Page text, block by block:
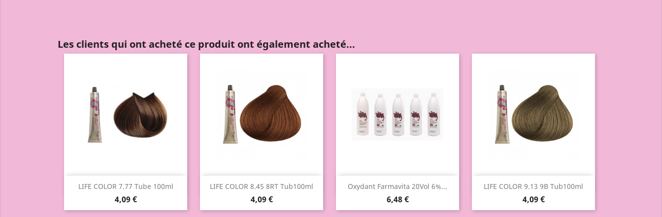
Les clients qui ont acheté ce produit ont également acheté...
LIFE COLOR 7.77 Tube 100ml
4,09 €
Aperçu rapide LIFE COLOR 8.45 8RT Tub100ml
4,09 €
Aperçu rapide Oxydant Farmavita 20Vol 6%...
6,48 €
 Aperçu rapide LIFE COLOR 9.13 9B Tub100ml
4,09 €
Aperçu rapide